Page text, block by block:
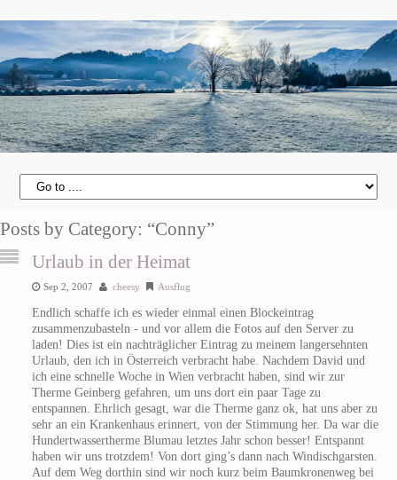
Posts by Category: “Conny”
Urlaub in der Heimat
Sep 2, 2007 cheesy Ausflug
Endlich schaffe ich es wieder einmal einen Blockeintrag
zusammenzubasteln - und vor allem die Fotos auf den Server zu
laden! Dies ist ein nachträglicher Eintrag zu meinem langersehnten
Urlaub, den ich in Österreich verbracht habe. Nachdem David und
ich eine schnelle Woche in Wien verbracht haben, sind wir zur
Therme Geinberg gefahren, um uns dort ein paar Tage zu
entspannen. Ehrlich gesagt, war die Therme ganz ok, hat uns aber zu
sehr an ein Krankenhaus erinnert, von der Stimmung her. Da war die
Hundertwassertherme Blumau letztes Jahr schon besser! Entspannt
haben wir uns trotzdem! Von dort ging’s dann nach Windischgarsten.
Auf dem Weg dorthin sind wir noch kurz beim Baumkronenweg bei